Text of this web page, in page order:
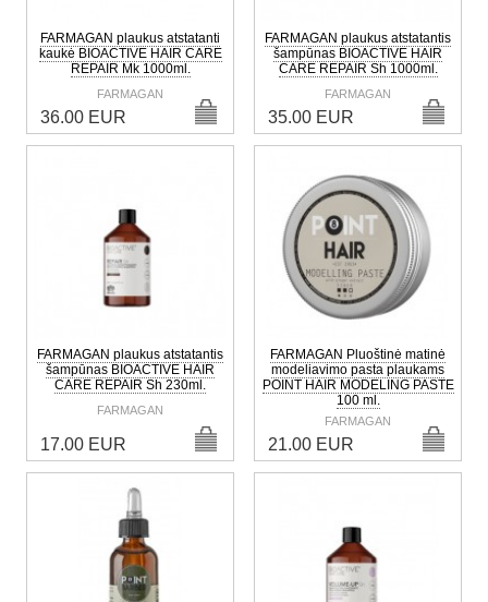
FARMAGAN plaukus atstatanti
kaukė BIOACTIVE HAIR CARE
REPAIR Mk 1000ml.
FARMAGAN
36.00 EUR
FARMAGAN plaukus atstatantis
šampūnas BIOACTIVE HAIR
CARE REPAIR Sh 1000ml.
FARMAGAN
35.00 EUR
FARMAGAN plaukus atstatantis
šampūnas BIOACTIVE HAIR
CARE REPAIR Sh 230ml.
FARMAGAN
17.00 EUR
FARMAGAN Pluoštinė matinė
modeliavimo pasta plaukams
POINT HAIR MODELING PASTE
100 ml.
FARMAGAN
21.00 EUR